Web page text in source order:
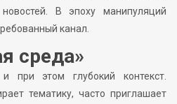
В эпоху манипуляций
канал.
среда»
при этом глубокий контекст.
тематику, часто приглашает